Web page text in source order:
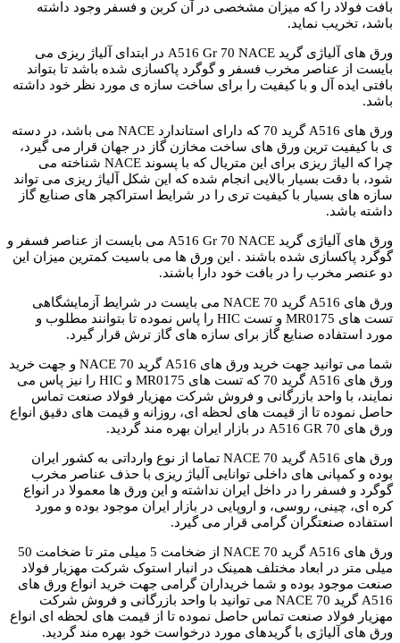
بافت فولاد را که میزان مشخصی در آن کربن و فسفر وجود داشته
باشد، تخریب نماید.
ورق های آلیاژی گرید A516 Gr 70 NACE در ابتدای آلیاژ ریزی می
بایست از عناصر مخرب فسفر و گوگرد پاکسازی شده باشد تا بتواند
بافتی ایده آل و با کیفیت را برای ساخت سازه ی مورد نظر خود داشته
باشد.
ورق های A516 گرید 70 که دارای استاندارد NACE می باشد، در دسته
ی با کیفیت ترین ورق های ساخت مخازن گاز در جهان قرار می گیرد،
چرا که الیاژ ریزی برای این متریال که با پسوند NACE شناخته می
شود، با دقت بسیار بالایی انجام شده که این شکل آلیاژ ریزی می تواند
سازه های بسیار با کیفیت تری را در شرایط استراکچر های صنایع گاز
داشته باشد.
ورق های آلیاژی گرید A516 Gr 70 NACE می بایست از عناصر فسفر و
گوگرد پاکسازی شده باشند . این ورق ها می باسیت کمترین میزان این
دو عنصر مخرب را در بافت خود دارا باشند.
ورق های A516 گرید 70 NACE می بایست در شرایط آزمایشگاهی
تست های MR0175 و تست HIC را پاس نموده تا بتوانند مطلوب و
مورد استفاده صنایع گاز برای سازه های گاز ترش قرار گیرد.
شما می توانید جهت خرید ورق های A516 گرید 70 NACE و جهت خرید
ورق های A516 گرید 70 که تست های MR0175 و HIC را نیز پاس می
نمایند، با واحد بازرگانی و فروش شرکت مهزیار فولاد صنعت تماس
حاصل نموده تا از قیمت های لحظه ای، روزانه و قیمت های دقیق انواع
ورق های A516 GR 70 در بازار ایران بهره مند گردید.
ورق های A516 گرید 70 NACE تماما از نوع وارداتی به کشور ایران
بوده و کمپانی های داخلی توانایی آلیاژ ریزی با حذف عناصر مخرب
گوگرد و فسفر را در داخل ایران نداشته و این ورق ها معمولا در انواع
کره ای، چینی، روسی، و اروپایی در بازار ایران موجود بوده و مورد
استفاده صنعتگران گرامی قرار می گیرد.
ورق های A516 گرید 70 NACE از ضخامت 5 میلی متر تا ضخامت 50
میلی متر در ابعاد مختلف همینک در انبار استوک شرکت مهزیار فولاد
صنعت موجود بوده و شما خریداران گرامی جهت خرید انواع ورق های
A516 گرید 70 NACE می توانید با واحد بازرگانی و فروش شرکت
مهزیار فولاد صنعت تماس حاصل نموده تا از قیمت های لحظه ای انواع
ورق های آلیاژی با گریدهای مورد درخواست خود بهره مند گردید.